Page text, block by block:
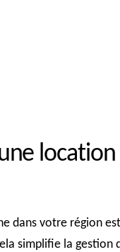
dans votre région
simplifie la gestion